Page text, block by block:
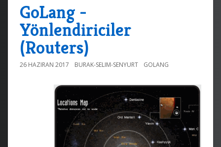
GoLang -
Yönlendiriciler
(Routers)
26 HAZIRAN 2017 BURAK-SELIM-SENYURT GOLANG